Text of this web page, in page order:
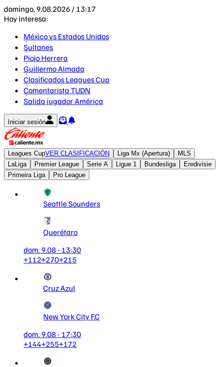
domingo, 9.08.2026 / 13:17
Hoy interesa:
México vs Estados Unidos
Sultanes
Piojo Herrera
Guillermo Almada
Clasificados Leagues Cup
Comentarista TUDN
Salida jugador América
Iniciar sesión
Leagues CupVER CLASIFICACIÓN Liga Mx (Apertura)
MLS
LaLiga
Premier League Serie A Ligue 1 Bundesliga
Eredivisie
Primeira Liga
Pro League
Seattle Sounders
Querétaro
dom. 9.08 - 13:30
+112+270+215
Cruz Azul
New York City F.C
dom. 9.08 - 17:30
+144+255+172